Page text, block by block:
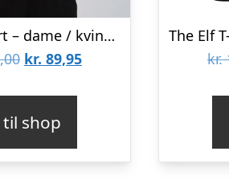
The Elf T-shirt – dame / kvinder
Den
var:
kr. 199,00.
kr. 89,95Den
kr. 89,95.
til shop
The Elf
kr.